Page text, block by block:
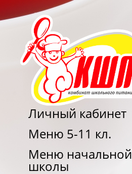
Личный кабинет
Меню 5-11 кл.
Меню начальной
школы